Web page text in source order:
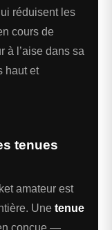
réduisent les
cours de
à l’aise dans sa
haut et
tenues
amateur est
Une tenue
conçue —